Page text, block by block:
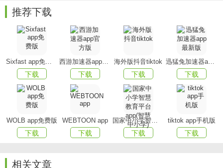
2:用户们可以根据自己的使用情况来自定义水印样式.
3:给我们增添了预览图片功能,可以让我们在拍照完毕的
时候预览照片.
小米莱卡相机安装方法
小米莱卡相机安装包安装失败
小米莱卡相机安装包无法安装解决方法介绍
无法安装的原因有这两种,第一种安装途径有问题,第二种
手机配置不够
一、安装途径有问题
推荐下载
Sixfast app免费版
下载
西游加速器app官方版
下载
海外版抖音tiktok
下载
迅猛兔加速器app最新版
下载
WOLB app免费版
下载
WEBTOON app
下载
国家中小学智慧教育平台app(智慧中小学)
下载
tiktok app手机版
下载
相关文章